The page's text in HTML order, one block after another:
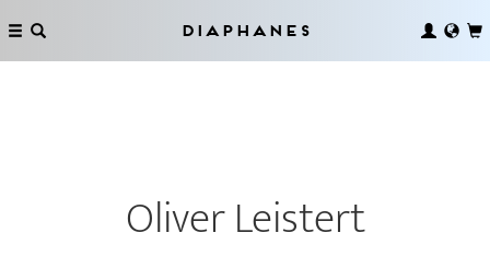
Diaphanes
Oliver Leistert